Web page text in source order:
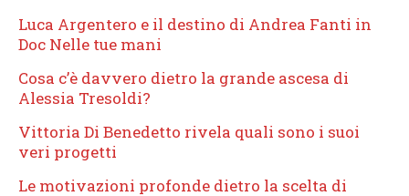
Luca Argentero e il destino di Andrea Fanti in
Doc Nelle tue mani
Cosa c’è davvero dietro la grande ascesa di
Alessia Tresoldi?
Vittoria Di Benedetto rivela quali sono i suoi
veri progetti
Le motivazioni profonde dietro la scelta di